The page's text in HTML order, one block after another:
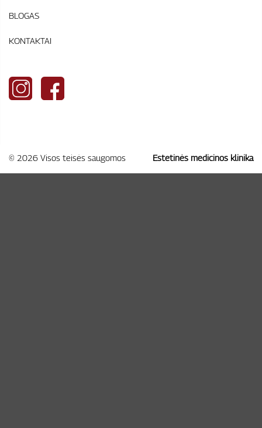
BLOGAS
KONTAKTAI
© 2026 Visos teisės saugomos Estetinės medicinos klinika